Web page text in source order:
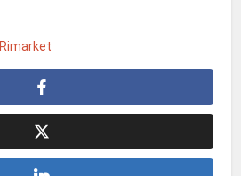
Rimarket